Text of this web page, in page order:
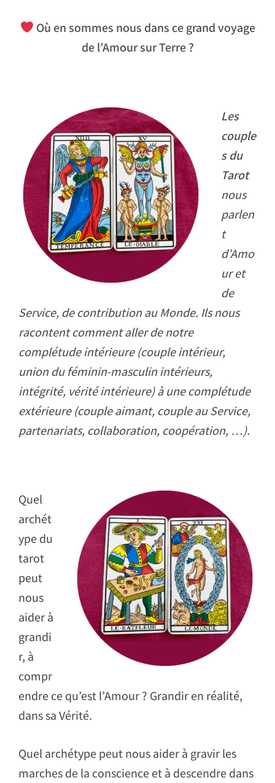
Où en sommes nous dans ce grand voyage
de l’Amour sur Terre ?
Les
couple
s du
Tarot
nous
parlen
t
d’Amo
ur et
de
Service, de contribution au Monde. Ils nous
racontent comment aller de notre
complétude intérieure (couple intérieur,
union du féminin-masculin intérieurs,
intégrité, vérité intérieure) à une complétude
extérieure (couple aimant, couple au Service,
partenariats, collaboration, coopération, …).
Quel
archét
ype du
tarot
peut
nous
aider à
grandi
r, à
compr
endre ce qu’est l’Amour ? Grandir en réalité,
dans sa Vérité.
Quel archétype peut nous aider à gravir les
marches de la conscience et à descendre dans